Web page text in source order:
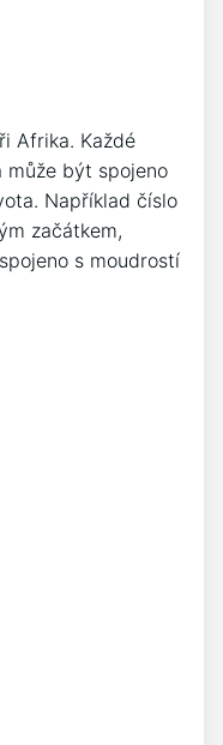
Afrika. Každé
může být spojeno
Například číslo
začátkem,
s moudrostí